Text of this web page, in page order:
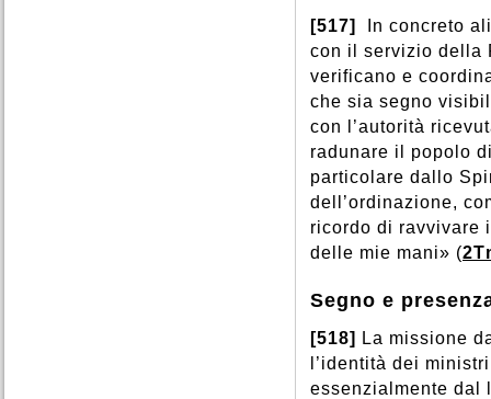
[517]
In concreto
con il servizio della
verificano e
che sia segno
con l’autorità
radunare il popolo
particolare dallo
dell’ordinazione,
ricordo di ravvivare
delle mie mani» (
Segno e
[518]
La missione
l’identità dei
essenzialmente dal